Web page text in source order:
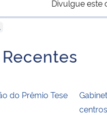
Divulgue este
do Prêmio Tese